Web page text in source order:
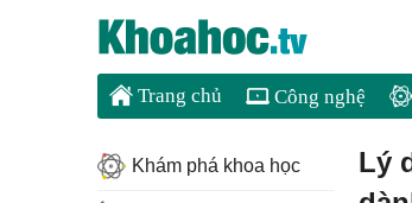
Trang chủ Công nghệ
Lý
Khám phá khoa học